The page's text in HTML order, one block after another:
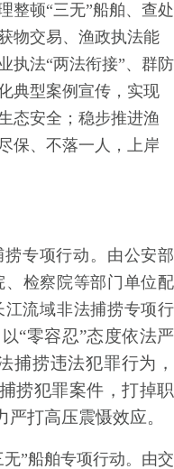
整顿“三无”船舶、查处
物交易、渔政执法能
执法“两法衔接”、群防
典型案例宣传， 实现
态安全 ；稳步推进渔
保、不落一人，上岸
捞专项行动。 由公安部
、检察院等部门单位配
江流域非法捕捞专项行
以“零容忍”态度依法严
捕捞违法犯罪行为 ，
捞犯罪案件 ，打掉职
严打高压震慑效应。
无”船舶专项行动。 由交